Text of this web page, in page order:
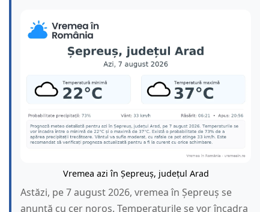
Vremea azi în Șepreuș, județul Arad
Astăzi, pe 7 august 2026, vremea în Șepreuș se
anunță cu cer noros. Temperaturile se vor încadra